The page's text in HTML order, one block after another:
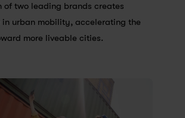
of two leading brands creates
urban mobility, accelerating the
more liveable cities.